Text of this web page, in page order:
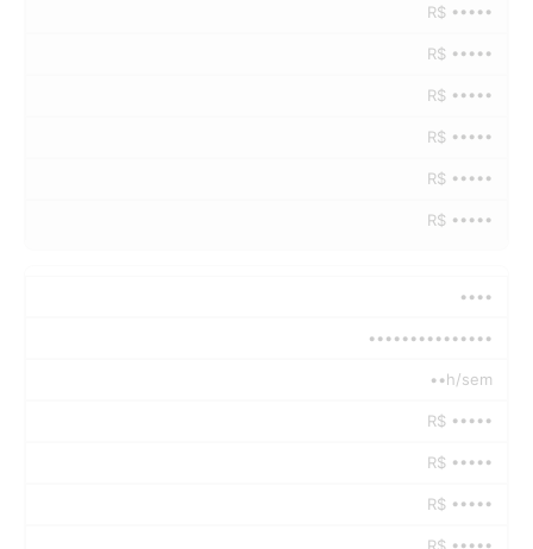
R$ •••••
R$ •••••
R$ •••••
R$ •••••
R$ •••••
R$ •••••
••••
•••••••••••••••
••h/sem
R$ •••••
R$ •••••
R$ •••••
R$ •••••